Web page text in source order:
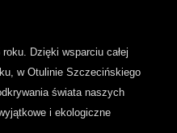
Dzięki wsparciu całej
w Otulinie Szczecińskiego
świata naszych
i ekologiczne